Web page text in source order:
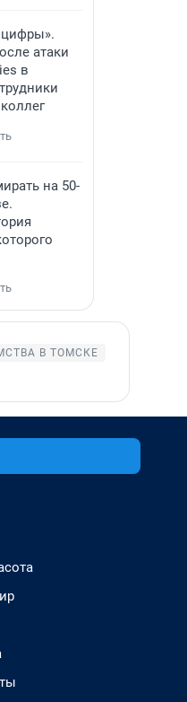
атаки
в
на 50-
В ТОМСКЕ